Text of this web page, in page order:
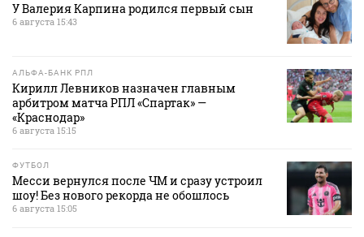
У Валерия Карпина родился первый сын
6 августа 15:43
АЛЬФА-БАНК РПЛ
Кирилл Левников назначен главным
арбитром матча РПЛ «Спартак» —
«Краснодар»
6 августа 15:15
ФУТБОЛ
Месси вернулся после ЧМ и сразу устроил
шоу! Без нового рекорда не обошлось
6 августа 15:05